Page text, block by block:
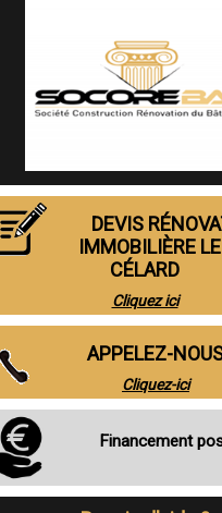
DEVIS
IMMOBILIÈRE
CÉLARD
Cliquez ici
APPELEZ-
Cliquez-ici
Financement